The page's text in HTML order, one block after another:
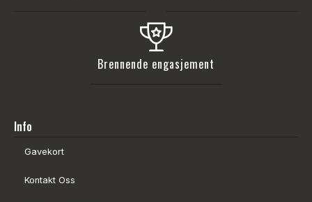
Brennende engasjement
Info
Gavekort
Kontakt Oss